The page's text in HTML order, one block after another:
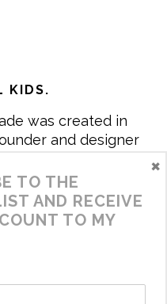
KIDS.
was created in
and designer
to create clothing
life of children,
carry memories
that if clothes
to throw it away…
to the
child
a universe that is
TO THE
AND RECEIVE
TO MY
×